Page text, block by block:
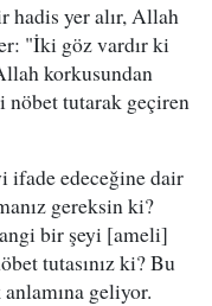
hadis yer alır, Allah
"İki göz vardır ki
korkusundan
nöbet tutarak geçiren
edeceğine dair
gereksin ki?
bir şeyi [ameli]
tutasınız ki? Bu
geliyor.